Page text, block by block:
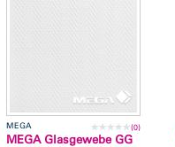
MEGA (0)
MEGA Glasgewebe GG